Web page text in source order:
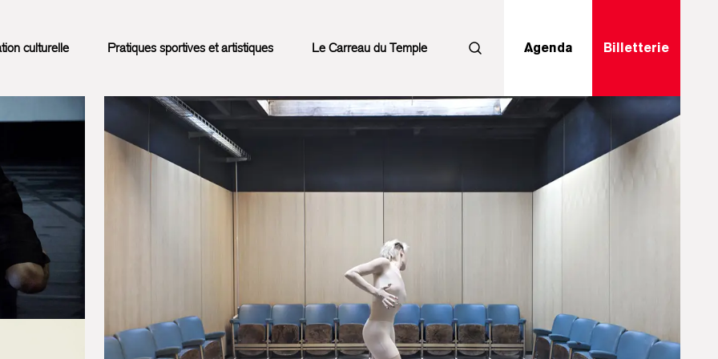
culturelle Pratiques sportives et artistiques Le Carreau du Temple RechercherAgenda Billetterie